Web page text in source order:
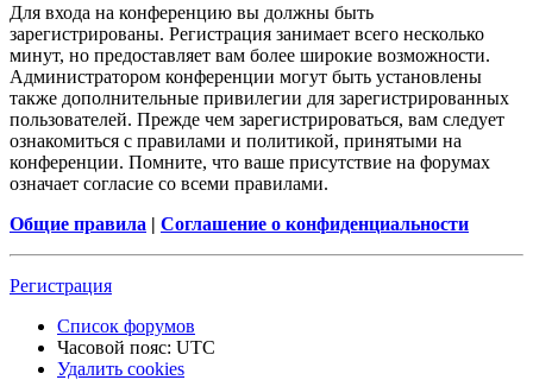
Для входа на конференцию вы должны быть
зарегистрированы. Регистрация занимает всего несколько
минут, но предоставляет вам более широкие возможности.
Администратором конференции могут быть установлены
также дополнительные привилегии для зарегистрированных
пользователей. Прежде чем зарегистрироваться, вам следует
ознакомиться с правилами и политикой, принятыми на
конференции. Помните, что ваше присутствие на форумах
означает согласие со всеми правилами.
Общие правила | Соглашение о конфиденциальности
Регистрация
Список форумов
Часовой пояс: UTC
Удалить cookies